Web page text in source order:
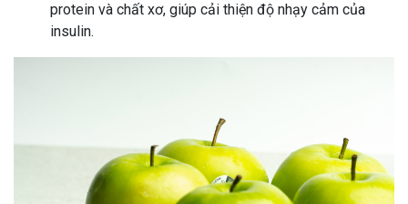
protein và chất xơ, giúp cải thiện độ nhạy cảm của
insulin.